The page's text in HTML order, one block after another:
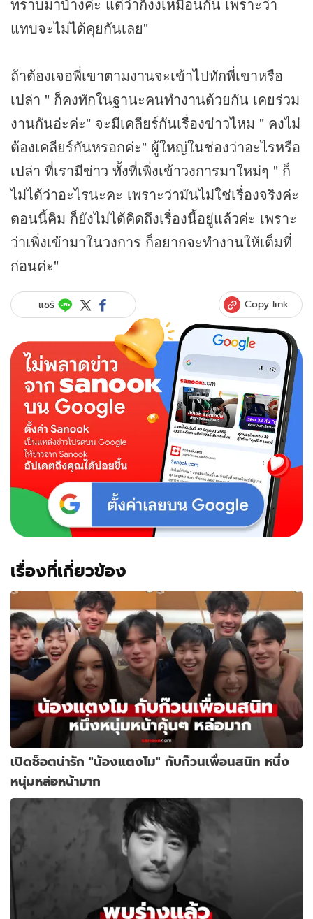
แทบจะไม่ได้คุยกันเลย"
ถ้าต้องเจอพี่เขาตามงานจะเข้าไปทักพี่เขาหรือ
เปล่า " ก็คงทักในฐานะคนทำงานด้วยกัน เคยร่วม
งานกันอ่ะค่ะ" จะมีเคลียร์กันเรื่องข่าวไหม " คงไม่
ต้องเคลียร์กันหรอกค่ะ" ผู้ใหญ่ในช่องว่าอะไรหรือ
เปล่า ที่เรามีข่าว ทั้งที่เพิ่งเข้าวงการมาใหม่ๆ " ก็
ไม่ได้ว่าอะไรนะคะ เพราะว่ามันไม่ใช่เรื่องจริงค่ะ
ตอนนี้คิม ก็ยังไม่ได้คิดถึงเรื่องนี้อยู่แล้วค่ะ เพราะ
ว่าเพิ่งเข้ามาในวงการ ก็อยากจะทำงานให้เต็มที่
ก่อนค่ะ"
แชร์ Copy link
เรื่องที่เกี่ยวข้อง
เปิดช็อตน่ารัก "น้องแตงโม" กับก๊วนเพื่อนสนิท หนึ่ง
หนุ่มหล่อหน้ามาก